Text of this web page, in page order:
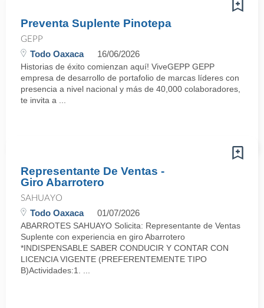
Preventa Suplente Pinotepa
GEPP
Todo Oaxaca 16/06/2026
Historias de éxito comienzan aquí! ViveGEPP GEPP
empresa de desarrollo de portafolio de marcas líderes con
presencia a nivel nacional y más de 40,000 colaboradores,
te invita a ...
Representante De Ventas -
Giro Abarrotero
SAHUAYO
Todo Oaxaca 01/07/2026
ABARROTES SAHUAYO Solicita: Representante de Ventas
Suplente con experiencia en giro Abarrotero
*INDISPENSABLE SABER CONDUCIR Y CONTAR CON
LICENCIA VIGENTE (PREFERENTEMENTE TIPO
B)Actividades:1. ...